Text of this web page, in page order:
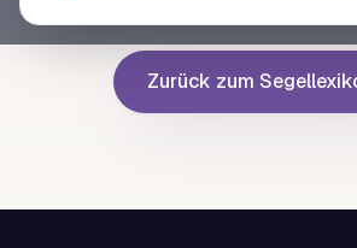
Zurück zum